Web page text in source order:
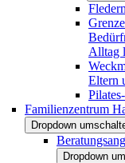
Alltag
Eltern
Familienzentrum
Dropdown
Dropdown